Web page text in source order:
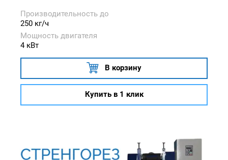
Производительность до
250 кг/ч
Мощность двигателя
4 кВт
В корзину
Купить в 1 клик